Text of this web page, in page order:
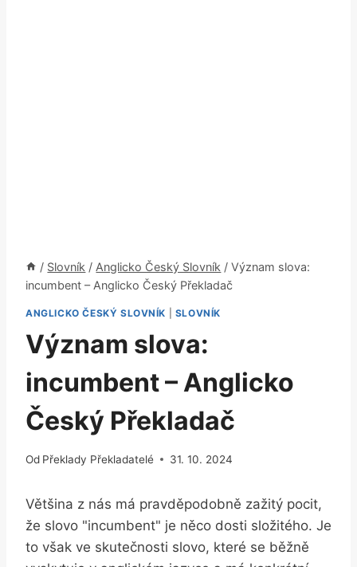
/ Slovník / Anglicko Český Slovník / Význam slova:
incumbent – Anglicko Český Překladač
ANGLICKO ČESKÝ SLOVNÍK SLOVNÍK
Význam slova:
incumbent – Anglicko
Český Překladač
Od Překlady Překladatelé 31. 10. 2024
Většina z nás má pravděpodobně zažitý pocit,
že slovo "incumbent" je‌ něco dosti složitého. Je
to však ve skutečnosti slovo, které se běžně